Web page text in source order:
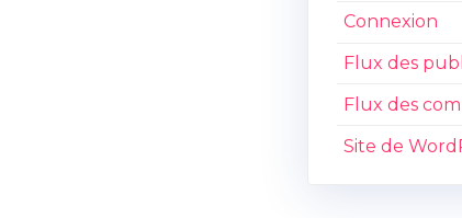
Connexion
Flux des
Flux des
Site de